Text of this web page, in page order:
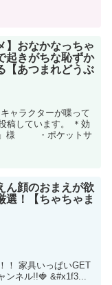
】おなかなっちゃ
起きがちな恥ずか
【あつまれどうぶ
ャラクターが喋って
稿しています。 ＊効
』様 ・ポケットサ
ん顔のおまえが欲
選！【ちゃちゃま
！ 家具いっぱいGET
ンネル!!🍓 &#x1f3...